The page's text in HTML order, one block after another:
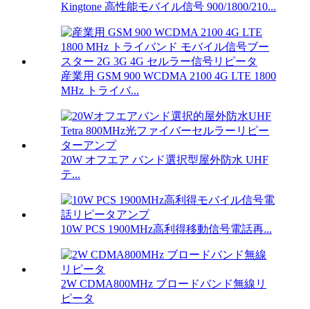
Kingtone 高性能モバイル信号 900/1800/210...
産業用 GSM 900 WCDMA 2100 4G LTE 1800
MHz トライバ...
20W オフエア バンド選択型屋外防水 UHF
テ...
10W PCS 1900MHz高利得移動信号電話再...
2W CDMA800MHz ブロードバンド無線リ
ピータ